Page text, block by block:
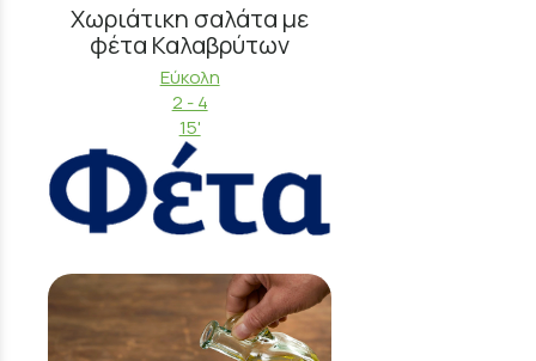
Χωριάτικη σαλάτα με
φέτα Καλαβρύτων
Εύκολη
2 - 4
15'